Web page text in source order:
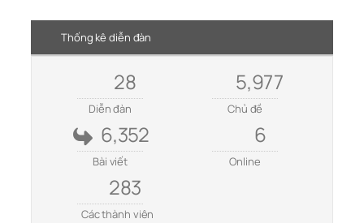
Thống kê diễn đàn
28
Diễn đàn
5,977
Chủ đề
6,352
Bài viết
6
Online
283
Các thành viên